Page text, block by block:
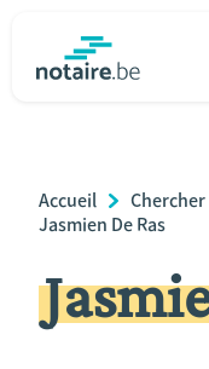
Relations et vivre
Héritage et
Accueil
Jasmien De Ras